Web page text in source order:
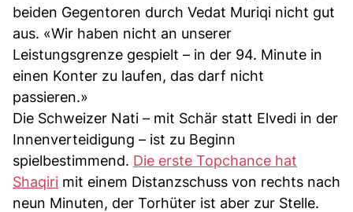
beiden Gegentoren durch Vedat Muriqi nicht gut
aus. «Wir haben nicht an unserer
Leistungsgrenze gespielt – in der 94. Minute in
einen Konter zu laufen, das darf nicht
passieren.»
Die Schweizer Nati – mit Schär statt Elvedi in der
Innenverteidigung – ist zu Beginn
spielbestimmend. Die erste Topchance hat
Shaqiri mit einem Distanzschuss von rechts nach
neun Minuten, der Torhüter ist aber zur Stelle.